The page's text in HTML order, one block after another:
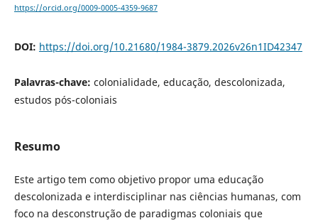
https://orcid.org/0009-0005-4359-9687
DOI: https://doi.org/10.21680/1984-3879.2026v26n1ID42347
Palavras-chave: colonialidade, educação, descolonizada,
estudos pós-coloniais
Resumo
Este artigo tem como objetivo propor uma educação
descolonizada e interdisciplinar nas ciências humanas, com
foco na desconstrução de paradigmas coloniais que